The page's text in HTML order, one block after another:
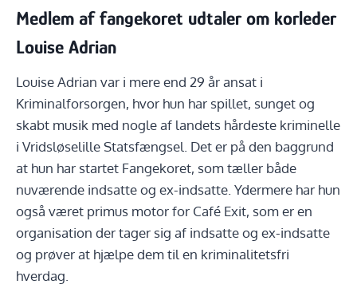
Medlem af fangekoret udtaler om korleder
Louise Adrian
Louise Adrian var i mere end 29 år ansat i
Kriminalforsorgen, hvor hun har spillet, sunget og
skabt musik med nogle af landets hårdeste kriminelle
i Vridsløselille Statsfængsel. Det er på den baggrund
at hun har startet Fangekoret, som tæller både
nuværende indsatte og ex-indsatte. Ydermere har hun
også været primus motor for Café Exit, som er en
organisation der tager sig af indsatte og ex-indsatte
og prøver at hjælpe dem til en kriminalitetsfri
hverdag.